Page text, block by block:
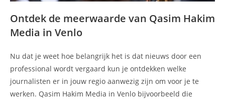
Ontdek de meerwaarde van Qasim Hakim
Media in Venlo
Nu dat je weet hoe belangrijk het is dat nieuws door een
professional wordt vergaard kun je ontdekken welke
journalisten er in jouw regio aanwezig zijn om voor je te
werken. Qasim Hakim Media in Venlo bijvoorbeeld die